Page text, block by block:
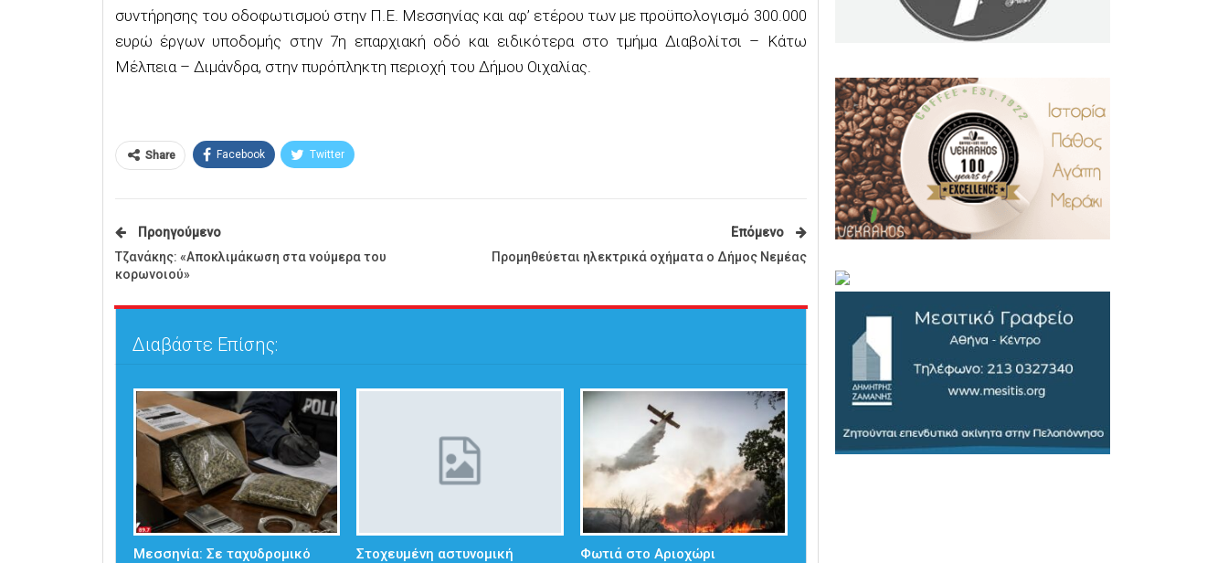
συντήρησης του οδοφωτισμού στην Π.Ε. Μεσσηνίας και αφ’ ετέρου των με προϋπολογισμό 300.000
ευρώ έργων υποδομής στην 7η επαρχιακή οδό και ειδικότερα στο τμήμα Διαβολίτσι – Κάτω
Μέλπεια – Διμάνδρα, στην πυρόπληκτη περιοχή του Δήμου Οιχαλίας.
Share Facebook Twitter
Προηγούμενο
Τζανάκης: «Αποκλιμάκωση στα νούμερα του
κορωνοιού»
Επόμενο
Προμηθεύεται ηλεκτρικά οχήματα ο Δήμος Νεμέας
Διαβάστε Επίσης:
Μεσσηνία: Σε ταχυδρομικό
Στοχευμένη αστυνομική
Φωτιά στο Αριοχώρι